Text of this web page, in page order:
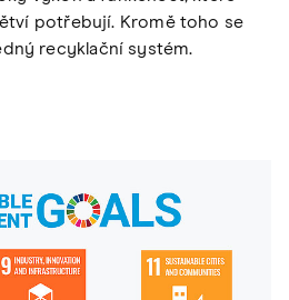
potřebují. Kromě toho se
recyklační systém.